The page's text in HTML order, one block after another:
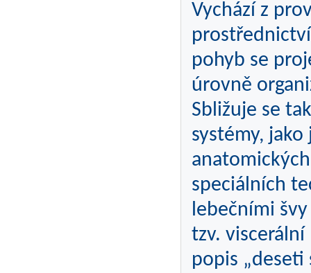
Vychází z
pohyb se
úrovně
Sbližuje se
systémy,
speciálních
lebečními
tzv.
popis „deseti